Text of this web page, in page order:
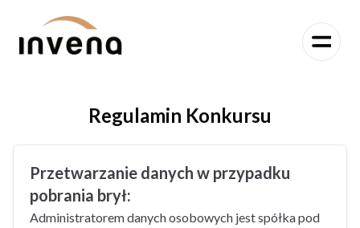
Regulamin Konkursu
Przetwarzanie danych w przypadku
pobrania brył:
Administratorem danych osobowych jest spółka pod